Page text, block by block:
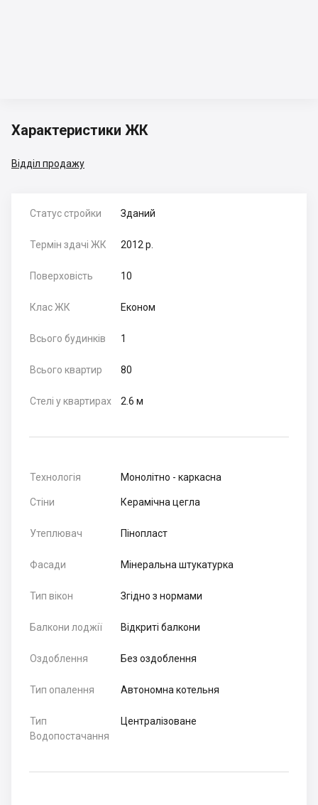
Характеристики ЖК
Відділ продажу
Статус стройки Зданий
Термін здачі ЖК 2012 р.
Поверховість 10
Клас ЖК Економ
Всього будинків 1
Всього квартир 80
Стелі у квартирах 2.6 м
Технологія Монолітно - каркасна
Стіни Керамічна цегла
Утеплювач Пінопласт
Фасади Мінеральна штукатурка
Тип вікон Згідно з нормами
Балкони лоджії Відкриті балкони
Оздоблення Без оздоблення
Тип опалення Автономна котельня
Тип
Водопостачання
Централізоване